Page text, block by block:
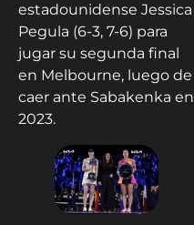
estadounidense Jessica
Pegula (6-3, 7-6) para
jugar su segunda final
en Melbourne, luego de
caer ante Sabakenka en
2023.